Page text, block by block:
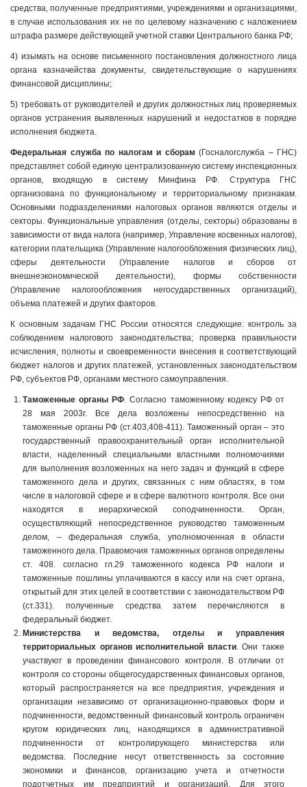
средства, полученные предприятиями, учреждениями и организациями,
в случае использования их не по целевому назначению с наложением
штрафа размере действующей учетной ставки Центрального банка РФ;
4) изымать на основе письменного постановления должностного лица
органа казначейства документы, свидетельствующие о нарушениях
финансовой дисциплины;
5) требовать от руководителей и других должностных лиц проверяемых
органов устранения выявленных нарушений и недостатков в порядке
исполнения бюджета.
Федеральная служба по налогам и сборам (Госналогслужба – ГНС)
представляет собой единую централизованную систему инспекционных
органов, входящую в систему Минфина РФ. Структура ГНС
организована по функциональному и территориальному признакам.
Основными подразделениями налоговых органов являются отделы и
секторы. Функциональные управления (отделы, секторы) образованы в
зависимости от вида налога (например, Управление косвенных налогов),
категории плательщика (Управление налогообложения физических лиц),
сферы деятельности (Управление налогов и сборов от
внешнеэкономической деятельности), формы собственности
(Управление налогообложения негосударственных организаций),
объема платежей и других факторов.
К основным задачам ГНС России относятся следующие: контроль за
соблюдением налогового законодательства; проверка правильности
исчисления, полноты и своевременности внесения в соответствующий
бюджет налогов и других платежей, установленных законодательством
РФ, субъектов РФ, органами местного самоуправления.
Таможенные органы РФ. Согласно таможенному кодексу РФ от
28 мая 2003г. Все дела возложены непосредственно на
таможенные органы РФ (ст.403,408-411). Таможенный орган – это
государственный правоохранительный орган исполнительной
власти, наделенный специальными властными полномочиями
для выполнения возложенных на него задач и функций в сфере
таможенного дела и других, связанных с ним областях, в том
числе в налоговой сфере и в сфере валютного контроля. Все они
находятся в иерархической соподчиненности. Орган,
осуществляющий непосредственное руководство таможенным
делом, – федеральная служба, уполномоченная в области
таможенного дела. Правомочия таможенных органов определены
ст. 408. согласно гл.29 таможенного кодекса РФ налоги и
таможенные пошлины уплачиваются в кассу или на счет органа,
открытый для этих целей в соответствии с законодательством РФ
(ст.331). полученные средства затем перечисляются в
федеральный бюджет.
Министерства и ведомства, отделы и управления
территориальных органов исполнительной власти. Они также
участвуют в проведении финансового контроля. В отличии от
контроля со стороны общегосударственных финансовых органов,
который распространяется на все предприятия, учреждения и
организации независимо от организационно-правовых форм и
подчиненности, ведомственный финансовый контроль ограничен
кругом юридических лиц, находящихся в административной
подчиненности от контролирующего министерства или
ведомства. Последние несут ответственность за состояние
экономики и финансов, организацию учета и отчетности
подотчетных им предприятий и организаций. Для этого